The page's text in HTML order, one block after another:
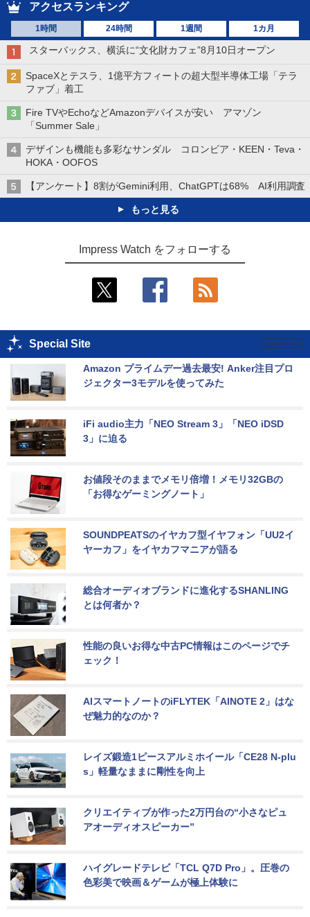
アクセスランキング
1時間 24時間 1週間 1カ月
スターバックス、横浜に“文化財カフェ”8月10日オープン
SpaceXとテスラ、1億平方フィートの超大型半導体工場「テラ
ファブ」着工
Fire TVやEchoなどAmazonデバイスが安い アマゾン
「Summer Sale」
デザインも機能も多彩なサンダル コロンビア・KEEN・Teva・
HOKA・OOFOS
【アンケート】8割がGemini利用、ChatGPTは68% AI利用調査
もっと見る
Impress Watch をフォローする
Special Site
Amazon プライムデー過去最安! Anker注目プロ
ジェクター3モデルを使ってみた
iFi audio主力「NEO Stream 3」「NEO iDSD
3」に迫る
お値段そのままでメモリ倍増！メモリ32GBの
「お得なゲーミングノート」
SOUNDPEATSのイヤカフ型イヤフォン「UU2イ
ヤーカフ」をイヤカフマニアが語る
総合オーディオブランドに進化するSHANLING
とは何者か？
性能の良いお得な中古PC情報はこのページでチ
ェック！
AIスマートノートのiFLYTEK「AINOTE 2」はな
ぜ魅力的なのか？
レイズ鍛造1ピースアルミホイール「CE28 N-plu
s」軽量なままに剛性を向上
クリエイティブが作った2万円台の“小さなピュ
アオーディオスピーカー”
ハイグレードテレビ「TCL Q7D Pro」。圧巻の
色彩美で映画＆ゲームが極上体験に